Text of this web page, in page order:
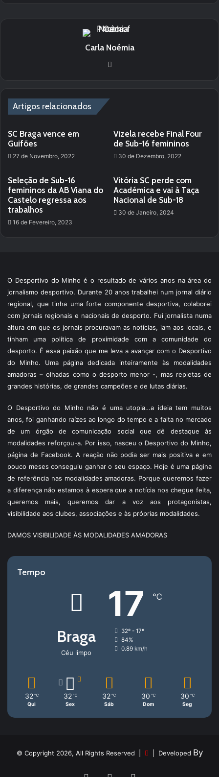
Carla Noémia
Artigos relacionados
SC Braga vence em
Guifões
27 de Novembro, 2022
Vizela recebe Final Four
de Sub-16 femininos
30 de Dezembro, 2022
Seleção de Sub-16
femininos da AB Viana do
Castelo regressa aos
trabalhos
16 de Fevereiro, 2023
Vitória SC perde com
Académica e vai à Taça
Nacional de Sub-18
30 de Janeiro, 2024
O Desportivo do Minho é o resultado de vários anos na área do
jornalismo desportivo. Durante 20 anos trabalhei num jornal diário
regional, que tinha uma forte componente desportiva, colaborei
com jornais regionais e nacionais de desporto. Fui jornalista numa
altura em que os jornais procuravam as notícias, iam aos locais, e
tinham uma política de proximidade com a comunidade do
desporto. É essa paixão que me leva a avançar com o Desportivo
do Minho. Uma página dedicada inteiramente às modalidades
amadoras – olhadas como o desporto menor -, mas repletas de
grandes histórias, de grandes campeões e de lutas diárias.
O Desportivo do Minho não é uma utopia…a ideia tem muitos
anos, foi ganhando raízes ao longo do tempo e a falta no mercado
de um órgão de comunicação social que dê destaque às
modalidades reforçou-a. Por isso, nasceu o Desportivo do Minho,
página de Facebook. A reação não podia ser mais positiva e em
pouco meses conseguiu ganhar o seu espaço. Hoje é uma página
de referência nas modalidades amadoras. Porque queremos fazer
a diferença não estamos à espera que a notícia nos chegue feita,
queremos mais, queremos dar a voz aos protagonistas,
visibilidade aos clubes, associações e às próprias modalidades.
DAMOS VISIBILIDADE ÀS MODALIDADES AMADORAS
Tempo
Braga
Céu limpo
17 ℃
32º - 17º
84%
0.89 km/h
32 ℃
Qui
32 ℃
Sex
32 ℃
Sáb
30 ℃
Dom
30 ℃
Seg
© Copyright 2026, All Rights Reserved | | Developed By